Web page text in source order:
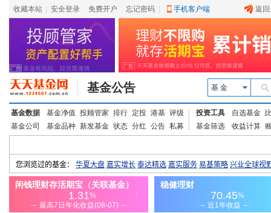
收藏本站 安全登录 免费开户 忘记密码 手机客户端 返
基金公告 基 金
基金数据 基金净值 投顾管家 排行 定投 港基 评级
基金公司
基金品种 新发基金 状态 分红 公告 私募
投资工具 自选基金
基金筛选
收益计算